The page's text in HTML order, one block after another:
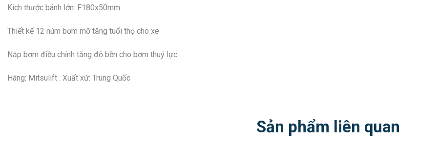
Kích thước bánh lớn: F180x50mm
Thiết kế 12 núm bơm mỡ tăng tuổi thọ cho xe
Nắp bơm điều chỉnh tăng độ bền cho bơm thuỷ lực
Hãng: Mitsulift . Xuất xứ: Trung Quốc
Sản phẩm liên quan